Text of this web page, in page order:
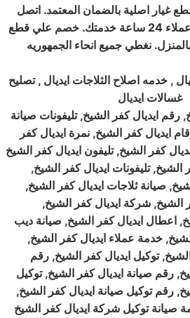
غيار اصلية بالضمان المعتمد. اتصل
نصلك اينما كنت خدمه عملاء 24 ساعة خدمتك. خصم علي قطع
نغطي جميع انحاء الجمهوريه
, خدمه اصلاح الثلاجات ايديال, تصليح
غسالات ايديال
رقم ايديال كفر الشيخ, تليفونات صيانة
ايديال كفر الشيخ, نمرة ايديال كفر
كفر الشيخ, تليفون ايديال كفر الشيخ
الشيخ, تليفونات ايديال كفر الشيخ,
صيانة ثلاجات ايديال كفر الشيخ,
الشيخ, شركة ايديال كفر الشيخ,
اعطال ايديال كفر الشيخ, صيانة ديب
خدمة عملاء ايديال كفر الشيخ,
توكيل ايديال كفر الشيخ, رقم
رقم صيانة ايديال كفر الشيخ, توكيل
رقم توكيل صيانة ايديال كفر الشيخ,
صيانة توكيل شركة ايديال كفر الشيخ